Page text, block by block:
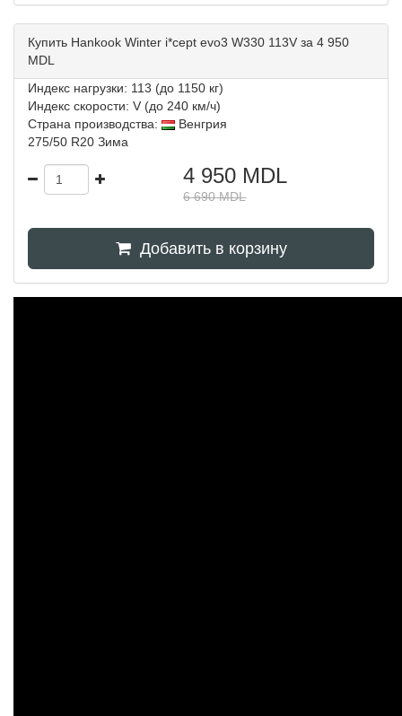
Купить Hankook Winter i*cept evo3 W330 113V за 4 950
MDL
Индекс нагрузки: 113 (до 1150 кг)
Индекс скорости: V (до 240 км/ч)
Страна производства:
Венгрия
275/50 R20 Зима
4 950 MDL
6 690MDL
Добавить в корзину